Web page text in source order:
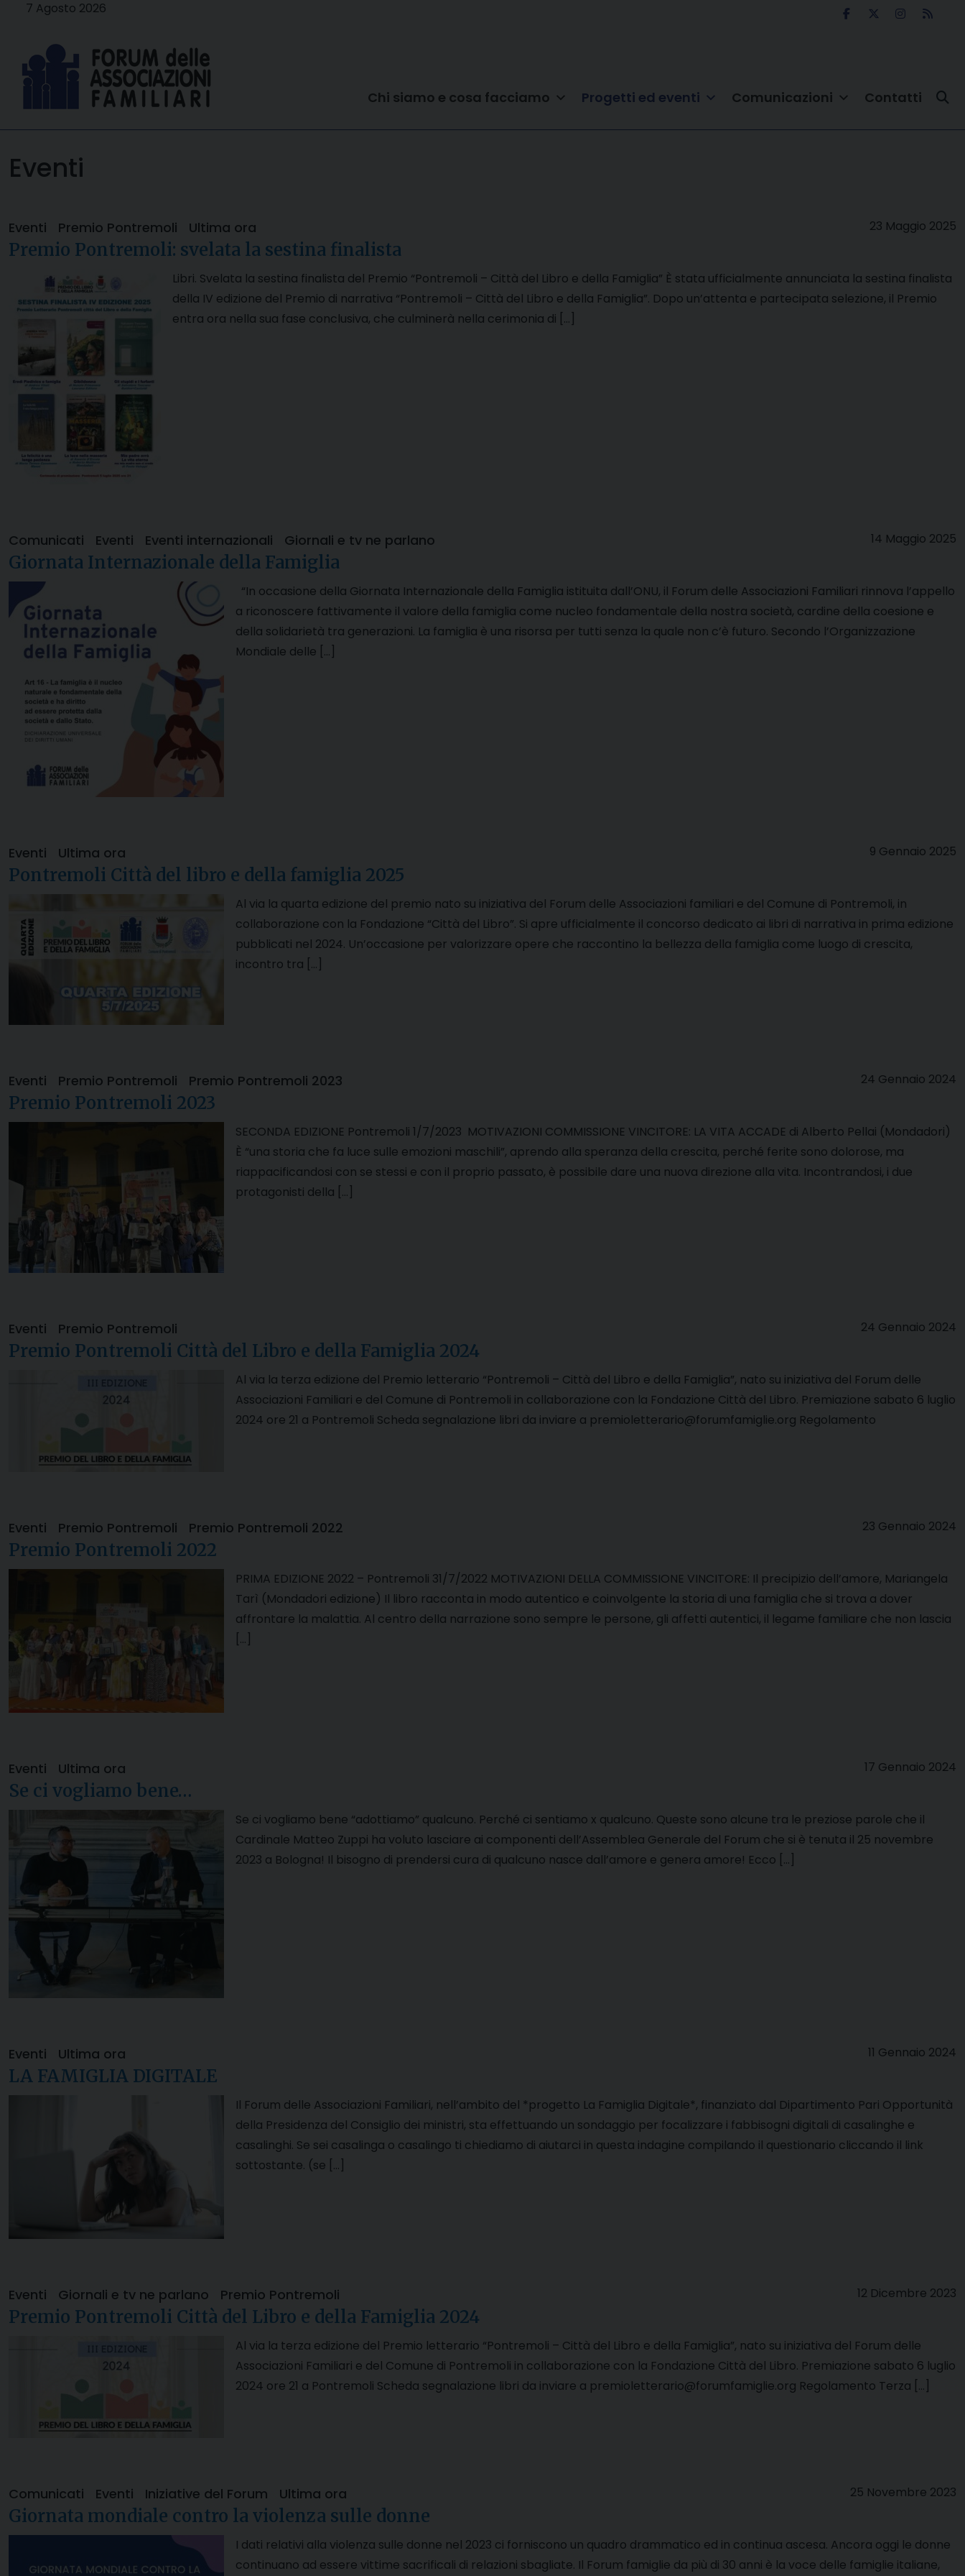
7 Agosto 2026
Chi siamo e cosa facciamo Progetti ed eventi Comunicazioni Contatti
Eventi
23 Maggio 2025
Eventi Premio Pontremoli Ultima ora
Premio Pontremoli: svelata la sestina finalista
Libri. Svelata la sestina finalista del Premio “Pontremoli – Città del Libro e della Famiglia” È stata ufficialmente annunciata la sestina finalista
della IV edizione del Premio di narrativa “Pontremoli – Città del Libro e della Famiglia”. Dopo un’attenta e partecipata selezione, il Premio
entra ora nella sua fase conclusiva, che culminerà nella cerimonia di […]
14 Maggio 2025
Comunicati Eventi Eventi internazionali Giornali e tv ne parlano
Giornata Internazionale della Famiglia
“In occasione della Giornata Internazionale della Famiglia istituita dall’ONU, il Forum delle Associazioni Familiari rinnova l’appello
a riconoscere fattivamente il valore della famiglia come nucleo fondamentale della nostra società, cardine della coesione e
della solidarietà tra generazioni. La famiglia è una risorsa per tutti senza la quale non c’è futuro. Secondo l’Organizzazione
Mondiale delle […]
9 Gennaio 2025
Eventi Ultima ora
Pontremoli Città del libro e della famiglia 2025
Al via la quarta edizione del premio nato su iniziativa del Forum delle Associazioni familiari e del Comune di Pontremoli, in
collaborazione con la Fondazione “Città del Libro”. Si apre ufficialmente il concorso dedicato ai libri di narrativa in prima edizione
pubblicati nel 2024. Un’occasione per valorizzare opere che raccontino la bellezza della famiglia come luogo di crescita,
incontro tra […]
24 Gennaio 2024
Eventi Premio Pontremoli Premio Pontremoli 2023
Premio Pontremoli 2023
SECONDA EDIZIONE Pontremoli 1/7/2023 MOTIVAZIONI COMMISSIONE VINCITORE: LA VITA ACCADE di Alberto Pellai (Mondadori)
È “una storia che fa luce sulle emozioni maschili”, aprendo alla speranza della crescita, perché ferite sono dolorose, ma
riappacificandosi con se stessi e con il proprio passato, è possibile dare una nuova direzione alla vita. Incontrandosi, i due
protagonisti della […]
24 Gennaio 2024
Eventi Premio Pontremoli
Premio Pontremoli Città del Libro e della Famiglia 2024
Al via la terza edizione del Premio letterario “Pontremoli – Città del Libro e della Famiglia”, nato su iniziativa del Forum delle
Associazioni Familiari e del Comune di Pontremoli in collaborazione con la Fondazione Città del Libro. Premiazione sabato 6 luglio
2024 ore 21 a Pontremoli Scheda segnalazione libri da inviare a premioletterario@forumfamiglie.org Regolamento
23 Gennaio 2024
Eventi Premio Pontremoli Premio Pontremoli 2022
Premio Pontremoli 2022
PRIMA EDIZIONE 2022 – Pontremoli 31/7/2022 MOTIVAZIONI DELLA COMMISSIONE VINCITORE: Il precipizio dell’amore, Mariangela
Tarì (Mondadori edizione) Il libro racconta in modo autentico e coinvolgente la storia di una famiglia che si trova a dover
affrontare la malattia. Al centro della narrazione sono sempre le persone, gli affetti autentici, il legame familiare che non lascia
[…]
17 Gennaio 2024
Eventi Ultima ora
Se ci vogliamo bene…
Se ci vogliamo bene “adottiamo” qualcuno. Perché ci sentiamo x qualcuno. Queste sono alcune tra le preziose parole che il
Cardinale Matteo Zuppi ha voluto lasciare ai componenti dell’Assemblea Generale del Forum che si è tenuta il 25 novembre
2023 a Bologna! Il bisogno di prendersi cura di qualcuno nasce dall’amore e genera amore! Ecco […]
11 Gennaio 2024
Eventi Ultima ora
LA FAMIGLIA DIGITALE
Il Forum delle Associazioni Familiari, nell’ambito del *progetto La Famiglia Digitale*, finanziato dal Dipartimento Pari Opportunità
della Presidenza del Consiglio dei ministri, sta effettuando un sondaggio per focalizzare i fabbisogni digitali di casalinghe e
casalinghi. Se sei casalinga o casalingo ti chiediamo di aiutarci in questa indagine compilando il questionario cliccando il link
sottostante. (se […]
12 Dicembre 2023
Eventi Giornali e tv ne parlano Premio Pontremoli
Premio Pontremoli Città del Libro e della Famiglia 2024
Al via la terza edizione del Premio letterario “Pontremoli – Città del Libro e della Famiglia”, nato su iniziativa del Forum delle
Associazioni Familiari e del Comune di Pontremoli in collaborazione con la Fondazione Città del Libro. Premiazione sabato 6 luglio
2024 ore 21 a Pontremoli Scheda segnalazione libri da inviare a premioletterario@forumfamiglie.org Regolamento Terza […]
25 Novembre 2023
Comunicati Eventi Iniziative del Forum Ultima ora
Giornata mondiale contro la violenza sulle donne
I dati relativi alla violenza sulle donne nel 2023 ci forniscono un quadro drammatico ed in continua ascesa. Ancora oggi le donne
continuano ad essere vittime sacrificali di relazioni sbagliate. Il Forum famiglie da più di 30 anni è la voce delle famiglie italiane,